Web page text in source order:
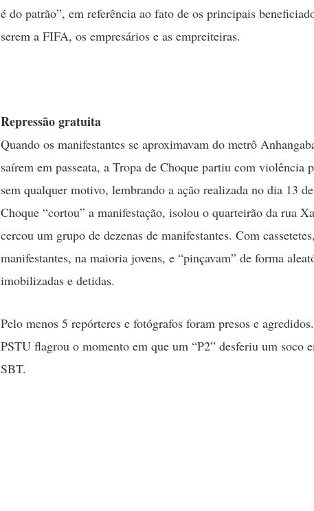
é do patrão”, em referência ao fato de os principais
serem a FIFA, os empresários e as empreiteiras.
Repressão gratuita
Quando os manifestantes se aproximavam do metrô
saírem em passeata, a Tropa de Choque partiu com violência
sem qualquer motivo, lembrando a ação realizada no dia 13
Choque “cortou” a manifestação, isolou o quarteirão da rua
cercou um grupo de dezenas de manifestantes. Com
manifestantes, na maioria jovens, e “pinçavam” de forma
imobilizadas e detidas.
Pelo menos 5 repórteres e fotógrafos foram presos e
PSTU flagrou o momento em que um “P2” desferiu um soco
SBT.